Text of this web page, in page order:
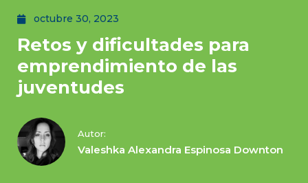
octubre 30, 2023
Retos y dificultades para
emprendimiento de las
juventudes
Autor:
Valeshka Alexandra Espinosa Downton